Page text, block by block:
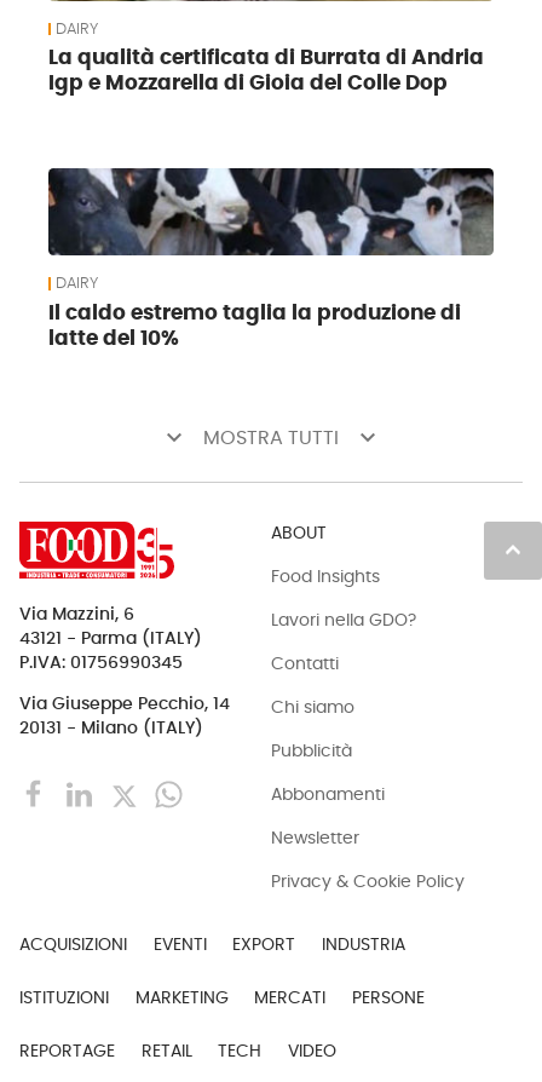
DAIRY
La qualità certificata di Burrata di Andria
Igp e Mozzarella di Gioia del Colle Dop
DAIRY
Il caldo estremo taglia la produzione di
latte del 10%
keyboard_arrow_down MOSTRA TUTTI keyboard_arrow_down
keyboard_arrow_up
Via Mazzini, 6
43121 - Parma (ITALY)
P.IVA: 01756990345
Via Giuseppe Pecchio, 14
20131 - Milano (ITALY)
ABOUT
Food Insights
Lavori nella GDO?
Contatti
Chi siamo
Pubblicità
Abbonamenti
Newsletter
Privacy & Cookie Policy
ACQUISIZIONI EVENTI EXPORT INDUSTRIA
ISTITUZIONI MARKETING MERCATI PERSONE
REPORTAGE RETAIL TECH VIDEO